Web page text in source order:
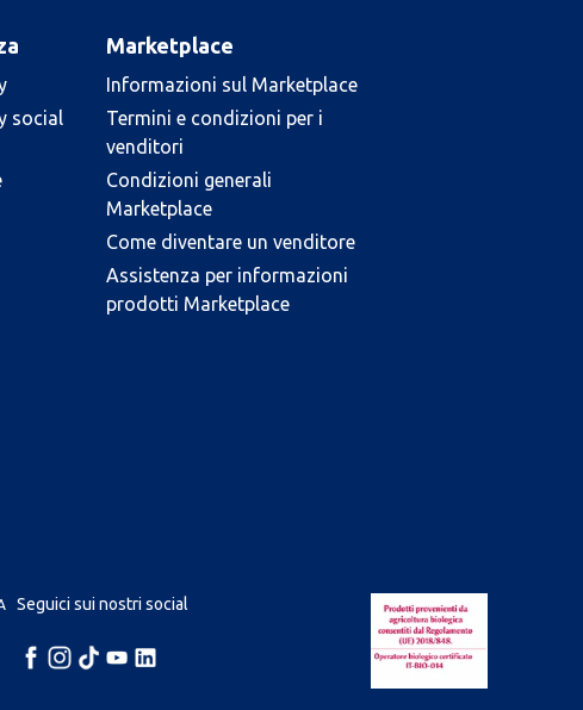
social
Marketplace
Informazioni sul Marketplace
Termini e condizioni per i
venditori
Condizioni generali
Marketplace
Come diventare un venditore
Assistenza per informazioni
prodotti Marketplace
Seguici sui nostri social